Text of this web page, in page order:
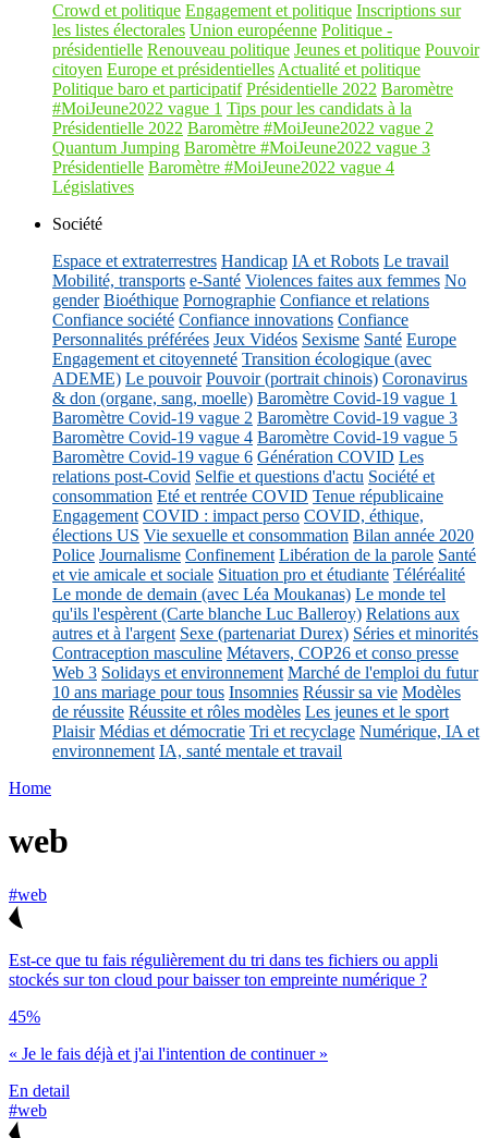
Crowd et politique Engagement et politique Inscriptions sur
les listes électorales Union européenne Politique -
présidentielle Renouveau politique Jeunes et politique Pouvoir
citoyen Europe et présidentielles Actualité et politique
Politique baro et participatif Présidentielle 2022 Baromètre
#MoiJeune2022 vague 1 Tips pour les candidats à la
Présidentielle 2022 Baromètre #MoiJeune2022 vague 2
Quantum Jumping Baromètre #MoiJeune2022 vague 3
Présidentielle Baromètre #MoiJeune2022 vague 4
Législatives
Société
Espace et extraterrestres Handicap IA et Robots Le travail
Mobilité, transports e-Santé Violences faites aux femmes No
gender Bioéthique Pornographie Confiance et relations
Confiance société Confiance innovations Confiance
Personnalités préférées Jeux Vidéos Sexisme Santé Europe
Engagement et citoyenneté Transition écologique (avec
ADEME) Le pouvoir Pouvoir (portrait chinois) Coronavirus
& don (organe, sang, moelle) Baromètre Covid-19 vague 1
Baromètre Covid-19 vague 2 Baromètre Covid-19 vague 3
Baromètre Covid-19 vague 4 Baromètre Covid-19 vague 5
Baromètre Covid-19 vague 6 Génération COVID Les
relations post-Covid Selfie et questions d'actu Société et
consommation Eté et rentrée COVID Tenue républicaine
Engagement COVID : impact perso COVID, éthique,
élections US Vie sexuelle et consommation Bilan année 2020
Police Journalisme Confinement Libération de la parole Santé
et vie amicale et sociale Situation pro et étudiante Téléréalité
Le monde de demain (avec Léa Moukanas) Le monde tel
qu'ils l'espèrent (Carte blanche Luc Balleroy) Relations aux
autres et à l'argent Sexe (partenariat Durex) Séries et minorités
Contraception masculine Métavers, COP26 et conso presse
Web 3 Solidays et environnement Marché de l'emploi du futur
10 ans mariage pour tous Insomnies Réussir sa vie Modèles
de réussite Réussite et rôles modèles Les jeunes et le sport
Plaisir Médias et démocratie Tri et recyclage Numérique, IA et
environnement IA, santé mentale et travail
Home
web
#web
Est-ce que tu fais régulièrement du tri dans tes fichiers ou appli
stockés sur ton cloud pour baisser ton empreinte numérique ?
45%
« Je le fais déjà et j'ai l'intention de continuer »
En detail
#web